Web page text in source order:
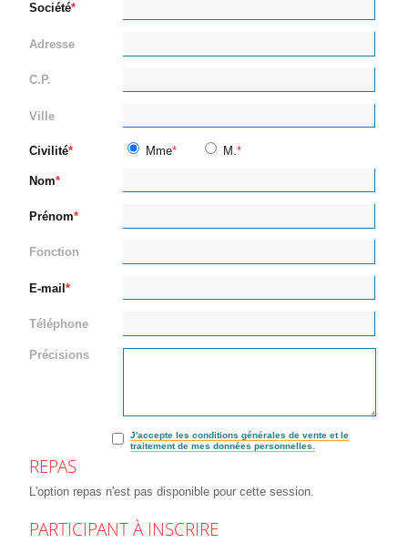
Société
Adresse
C.P.
Ville
Civilité Mme M.
Nom
Prénom
Fonction
E-mail
Téléphone
Précisions
J'accepte les conditions générales de vente et le
traitement de mes données personnelles.
REPAS
L'option repas n'est pas disponible pour cette session.
PARTICIPANT À INSCRIRE